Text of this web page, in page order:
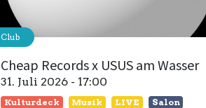
Club
Cheap Records x USUS am Wasser
31. Juli 2026 - 17:00
Kulturdeck Musik LIVE Salon